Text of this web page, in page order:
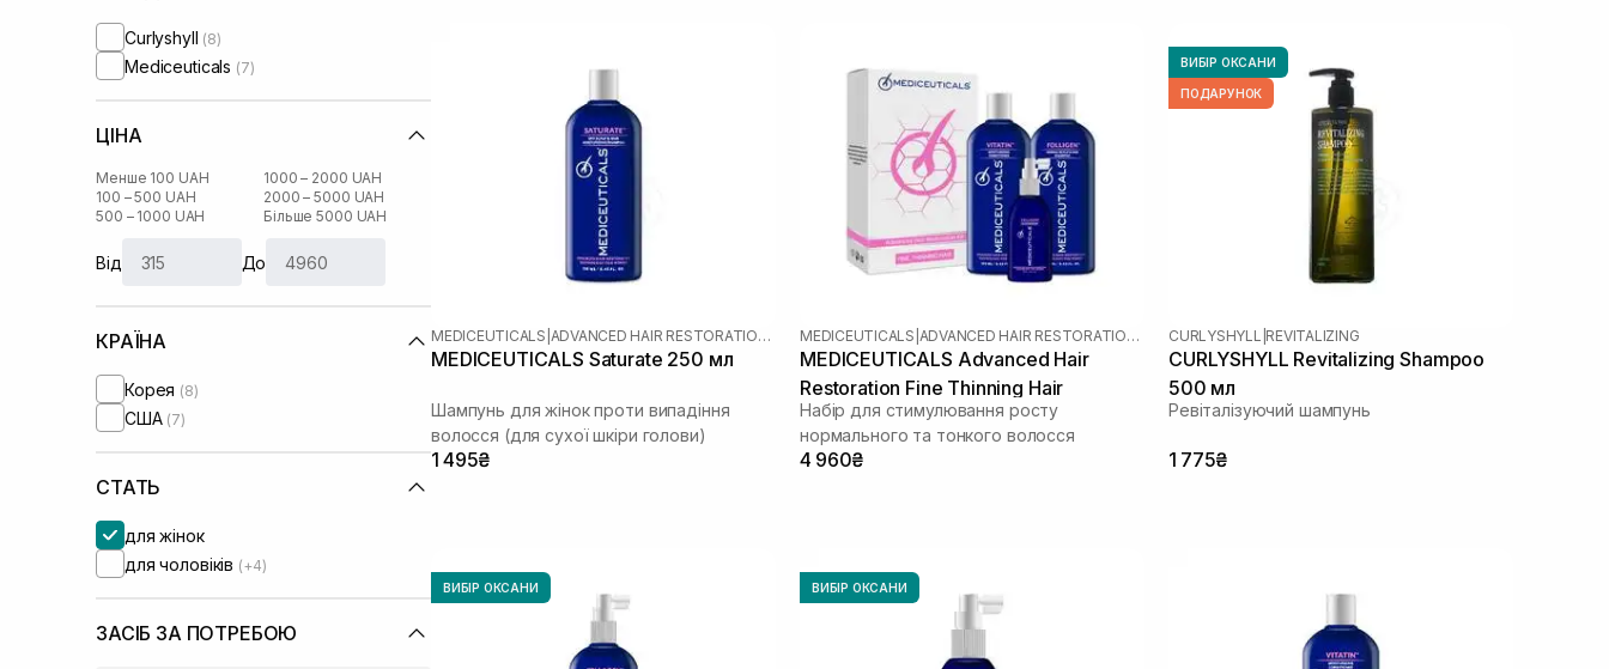
Curlyshyll (8)
Mediceuticals (7)
ЦІНА
Менше 100 UAH
100 – 500 UAH
500 – 1000 UAH
1000 – 2000 UAH
2000 – 5000 UAH
Більше 5000 UAH
Від До
КРАЇНА
Корея (8)
США (7)
СТАТЬ
для жінок
для чоловіків (+4)
ЗАСІБ ЗА ПОТРЕБОЮ
MEDICEUTICALS ADVANCED HAIR RESTORATION TECHNOLOGY WOMEN
MEDICEUTICALS Saturate 250 мл
Шампунь для жінок проти випадіння
волосся (для сухої шкіри голови)
1 495₴
MEDICEUTICALS ADVANCED HAIR RESTORATION TECHNOLOGY WOMEN
MEDICEUTICALS Advanced Hair
Restoration Fine Thinning Hair
Набір для стимулювання росту
нормального та тонкого волосся
4 960₴
ВИБІР ОКСАНИ
ПОДАРУНОК
CURLYSHYLL REVITALIZING
CURLYSHYLL Revitalizing Shampoo
500 мл
Ревіталізуючий шампунь
1 775₴
ВИБІР ОКСАНИ ВИБІР ОКСАНИ